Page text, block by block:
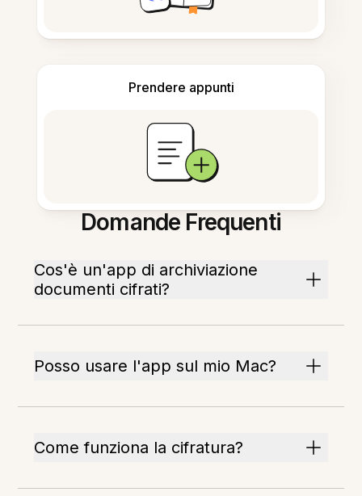
Prendere appunti
Domande Frequenti
Cos'è un'app di archiviazione
documenti cifrati?
Posso usare l'app sul mio Mac?
Come funziona la cifratura?